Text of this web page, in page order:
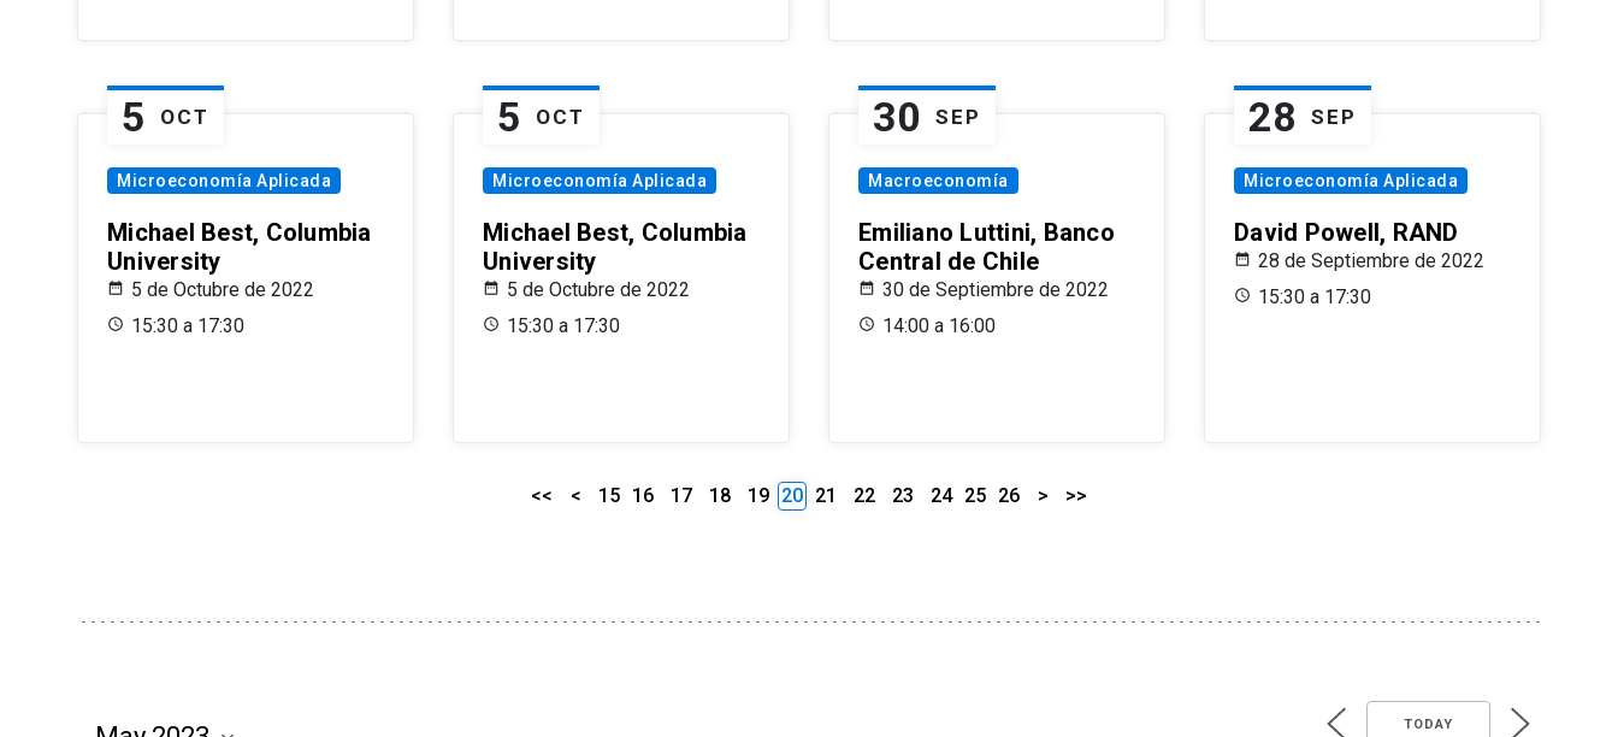
5 OCT
Microeconomía Aplicada
Michael Best, Columbia
University
5 de Octubre de 2022
15:30 a 17:30
5 OCT
Microeconomía Aplicada
Michael Best, Columbia
University
5 de Octubre de 2022
15:30 a 17:30
30 SEP
Macroeconomía
Emiliano Luttini, Banco
Central de Chile
30 de Septiembre de 2022
14:00 a 16:00
28 SEP
Microeconomía Aplicada
David Powell, RAND
28 de Septiembre de 2022
15:30 a 17:30
<< < 15 16 17 18 19 20 21 22 23 24 25 26 > >>
TODAY